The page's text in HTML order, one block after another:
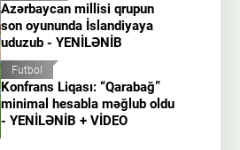
Azərbaycan millisi qrupun
son oyununda İslandiyaya
uduzub - YENİLƏNİB
Futbol
Konfrans Liqası: “Qarabağ”
minimal hesabla məğlub oldu
- YENİLƏNİB + VİDEO